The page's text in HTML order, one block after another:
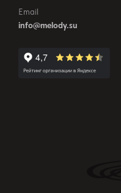
Email
info@melody.su